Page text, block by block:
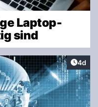
Laptop-
sind
4d